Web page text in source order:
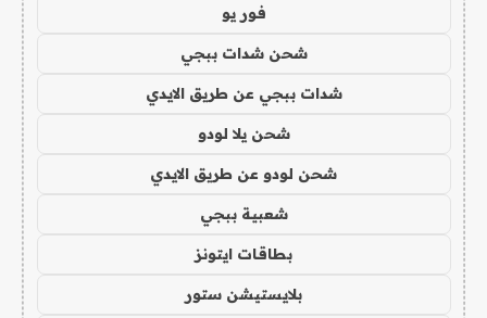
فور يو
شحن شدات ببجي
شدات ببجي عن طريق الايدي
شحن يلا لودو
شحن لودو عن طريق الايدي
شعبية ببجي
بطاقات ايتونز
بلايستيشن ستور